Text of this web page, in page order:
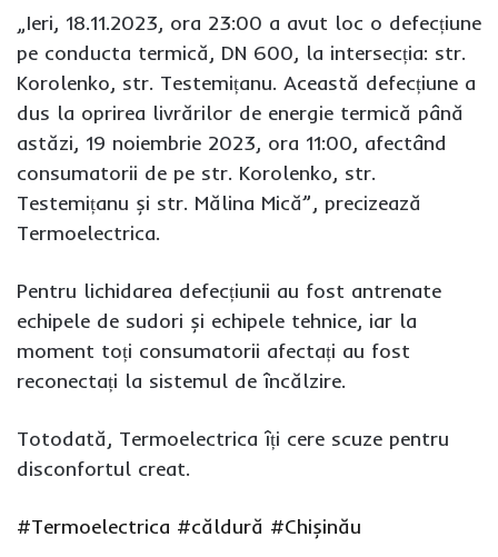
„Ieri, 18.11.2023, ora 23:00 a avut loc o defecțiune
pe conducta termică, DN 600, la intersecția: str.
Korolenko, str. Testemițanu. Această defecțiune a
dus la oprirea livrărilor de energie termică până
astăzi, 19 noiembrie 2023, ora 11:00, afectând
consumatorii de pe str. Korolenko, str.
Testemițanu și str. Mălina Mică”, precizează
Termoelectrica.
Pentru lichidarea defecțiunii au fost antrenate
echipele de sudori și echipele tehnice, iar la
moment toți consumatorii afectați au fost
reconectați la sistemul de încălzire.
Totodată, Termoelectrica îți cere scuze pentru
disconfortul creat.
#Termoelectrica #căldură #Chișinău